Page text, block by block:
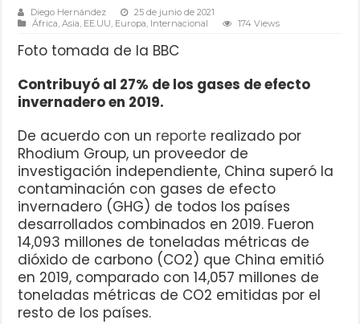
Diego Hernández
25 de junio de 2021
África,Asia, EE.UU, Europa, Internacional 174 Views
Foto tomada de la BBC
Contribuyó al 27% de los gases de efecto
invernadero en 2019.
De acuerdo con un reporte realizado por
Rhodium Group, un proveedor de
investigación independiente, China superó la
contaminación con gases de efecto
invernadero (GHG) de todos los países
desarrollados combinados en 2019. Fueron
14,093 millones de toneladas métricas de
dióxido de carbono (CO2) que China emitió
en 2019, comparado con 14,057 millones de
toneladas métricas de CO2 emitidas por el
resto de los países.